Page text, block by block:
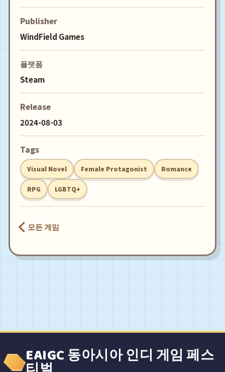
Publisher
WindField Games
플랫폼
Steam
Release
2024-08-03
Tags
Visual Novel Female Protagonist Romance
RPG LGBTQ+
모든 게임
EAIGC 동아시아 인디 게임 페스